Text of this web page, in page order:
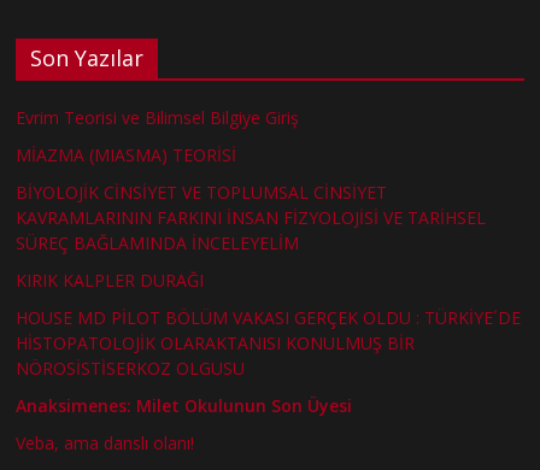
Son Yazılar
Evrim Teorisi ve Bilimsel Bilgiye Giriş
MİAZMA (MIASMA) TEORİSİ
BİYOLOJİK CİNSİYET VE TOPLUMSAL CİNSİYET
KAVRAMLARININ FARKINI İNSAN FİZYOLOJİSİ VE TARİHSEL
SÜREÇ BAĞLAMINDA İNCELEYELİM
KIRIK KALPLER DURAĞI
HOUSE MD PİLOT BÖLÜM VAKASI GERÇEK OLDU : TÜRKİYE´DE
HİSTOPATOLOJİK OLARAKTANISI KONULMUŞ BİR
NÖROSİSTİSERKOZ OLGUSU
Anaksimenes: Milet Okulunun Son Üyesi
Veba, ama danslı olanı!